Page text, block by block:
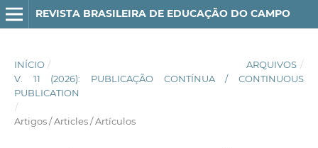
REVISTA BRASILEIRA DE EDUCAÇÃO DO CAMPO
INÍCIO / ARQUIVOS /
V. 11 (2026): PUBLICAÇÃO CONTÍNUA / CONTINUOUS
PUBLICATION
/
Artigos / Articles / Artículos